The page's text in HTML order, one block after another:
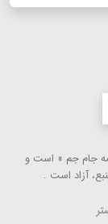
جام جم » است و
آزاد است .